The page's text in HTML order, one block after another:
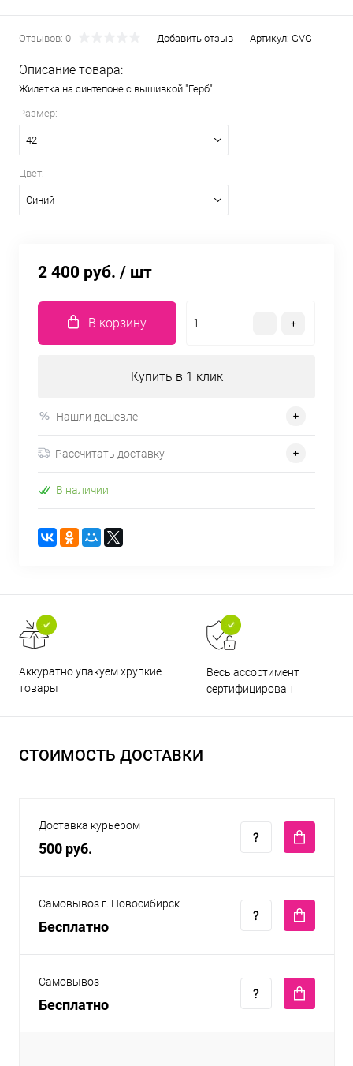
Отзывов: 0 Добавить отзыв Артикул: GVG
Описание товара:
Жилетка на синтепоне с вышивкой "Герб"
Размер:
42
Цвет:
Синий
2 400 руб. / шт
В корзину
Купить в 1 клик
Нашли дешевле
Рассчитать доставку
В наличии
Аккуратно упакуем хрупкие
товары
Весь ассортимент
сертифицирован
СТОИМОСТЬ ДОСТАВКИ
Доставка курьером
500 руб.
Самовывоз г. Новосибирск
Бесплатно
Самовывоз
Бесплатно